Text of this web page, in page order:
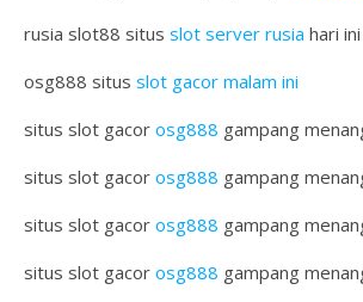
rusia slot88 situs slot server rusia hari ini
osg888 situs slot gacor malam ini
situs slot gacor osg888 gampang
situs slot gacor osg888 gampang
situs slot gacor osg888 gampang
situs slot gacor osg888 gampang